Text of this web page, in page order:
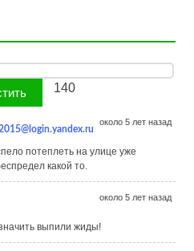
140
около 5 лет назад
потеплеть на улице уже
какой то.
около 5 лет назад
выпили жиды!